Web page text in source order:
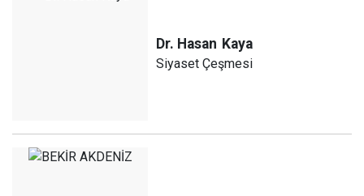
Dr. Hasan Kaya
Siyaset Çeşmesi